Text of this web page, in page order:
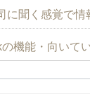
に聞く感覚で情
機能・向いて